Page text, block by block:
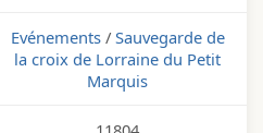
Evénements/ Sauvegarde de
la croix de Lorraine du Petit
Marquis